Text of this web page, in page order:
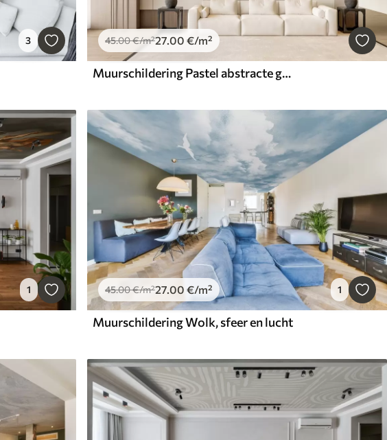
3 45.00€/m²27.00 €/m²
Muurschildering Pastel abstracte golven op een lichte achtergrond
1 45.00€/m²27.00 €/m² 1
Muurschildering Wolk, sfeer en lucht